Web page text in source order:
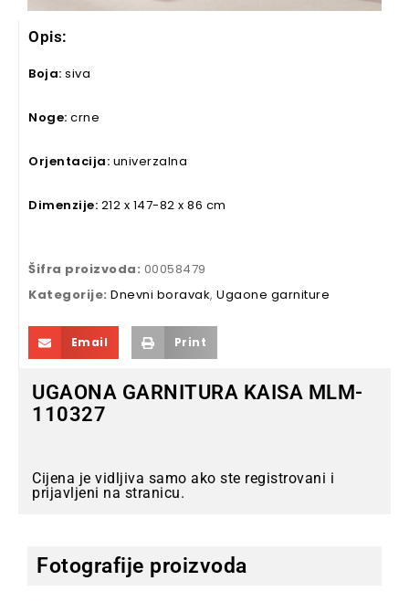
Opis:
Boja: siva
Noge: crne
Orjentacija: univerzalna
Dimenzije: 212 x 147-82 x 86 cm
Šifra proizvoda: 00058479
Kategorije: Dnevni boravak, Ugaone garniture
Email Print
UGAONA GARNITURA KAISA MLM-
110327
Cijena je vidljiva samo ako ste registrovani i
prijavljeni na stranicu.
Fotografije proizvoda